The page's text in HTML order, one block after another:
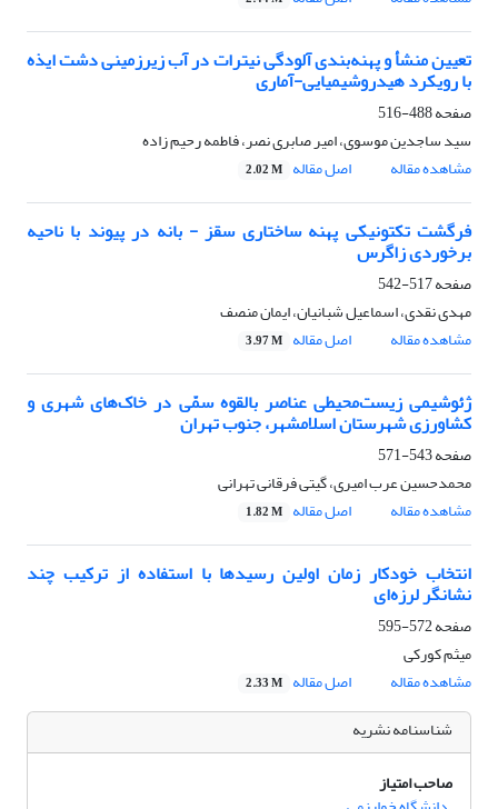
تعیین منشأ و پهنه‌بندی آلودگی نیترات در آب زیرزمینی دشت ایذه
با رویکرد هیدروشیمیایی-آماری
صفحه488-516
سید ساجدین موسوی، امیر صابری نصر، فاطمه رحیم زاده
مشاهده مقاله
اصل مقاله 2.02 M
فرگشت تکتونیکی پهنه ساختاری سقز - بانه در پیوند با ناحیه
برخوردی زاگرس
صفحه517-542
مهدی نقدی، اسماعیل شبانیان، ایمان منصف
مشاهده مقاله
اصل مقاله 3.97 M
ژئوشیمی زیست‌محیطی عناصر بالقوه سمّی در خاک‌های شهری و
کشاورزی شهرستان اسلامشهر، جنوب تهران
صفحه543-571
محمدحسین عرب امیری، گیتی فرقانی تهرانی
مشاهده مقاله
اصل مقاله 1.82 M
انتخاب خودکار زمان اولین رسیدها با استفاده از ترکیب چند
نشانگر لرزه‌ای
صفحه572-595
میثم کورکی
مشاهده مقاله
اصل مقاله 2.33 M
شناسنامه نشریه
صاحب امتیاز